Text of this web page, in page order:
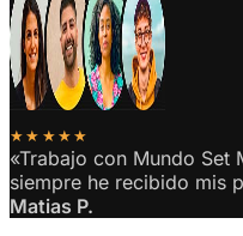
★★★★★
«Trabajo con Mundo Set
siempre he recibido mis
Matias P.